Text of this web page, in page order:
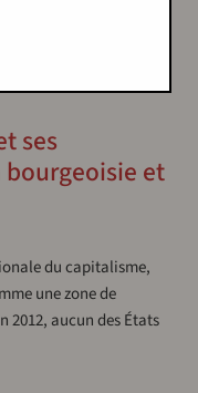
sans mandat de
ses
bourgeoisie et
du capitalisme,
une zone de
2012, aucun des États